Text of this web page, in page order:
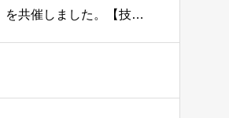
第18回「地質の日」企画「身近に知る『くまもとの大地』」を共催しました。【技術委員会】